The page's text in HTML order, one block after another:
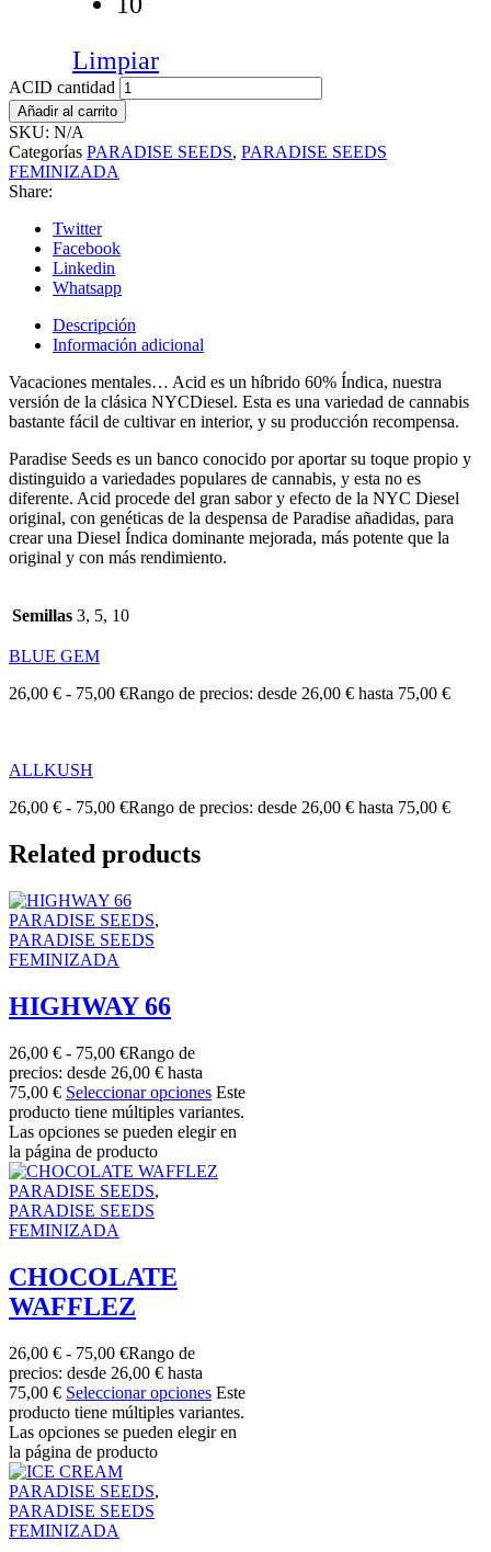
Limpiar
ACID cantidad
Añadir al carrito
SKU: N/A
Categorías PARADISE SEEDS, PARADISE SEEDS
FEMINIZADA
Share:
Twitter
Facebook
Linkedin
Whatsapp
Descripción
Información adicional
Vacaciones mentales… Acid es un híbrido 60% Índica, nuestra
versión de la clásica NYCDiesel. Esta es una variedad de cannabis
bastante fácil de cultivar en interior, y su producción recompensa.
Paradise Seeds es un banco conocido por aportar su toque propio y
distinguido a variedades populares de cannabis, y esta no es
diferente. Acid procede del gran sabor y efecto de la NYC Diesel
original, con genéticas de la despensa de Paradise añadidas, para
crear una Diesel Índica dominante mejorada, más potente que la
original y con más rendimiento.
Semillas 3, 5, 10
BLUE GEM
26,00 € - 75,00 €Rango de precios: desde 26,00 € hasta 75,00 €
ALLKUSH
26,00 € - 75,00 €Rango de precios: desde 26,00 € hasta 75,00 €
Related products
PARADISE SEEDS,
PARADISE SEEDS
FEMINIZADA
HIGHWAY 66
26,00 € - 75,00 €Rango de
precios: desde 26,00 € hasta
75,00 € Seleccionar opciones Este
producto tiene múltiples variantes.
Las opciones se pueden elegir en
la página de producto
PARADISE SEEDS,
PARADISE SEEDS
FEMINIZADA
CHOCOLATE
WAFFLEZ
26,00 € - 75,00 €Rango de
precios: desde 26,00 € hasta
75,00 € Seleccionar opciones Este
producto tiene múltiples variantes.
Las opciones se pueden elegir en
la página de producto
PARADISE SEEDS,
PARADISE SEEDS
FEMINIZADA